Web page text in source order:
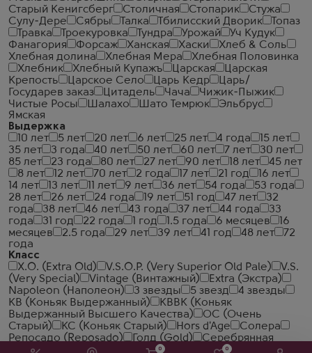
0 0
Старый Кенигсберг
Столичная Стопарик
Стужа
Сулу-Дере
Сябры Талка Тбилисский Дворик
Топаз
Травка
Троекуровка Тундра Урожай
Уч Кудук
Фанагория
Форсаж Ханская Хаски
Хлеб & Соль
Хлебная долина
Хлебная Мера
Хлебная Половинка
Хлебник
Хлебный Купажъ Царская
Царская
Крепость
Царское Село Царь Кедр
Царь/
Государев заказ
Цитадель Чача
Чижик-Пыжик
Чистые Росы
Шалахо Шато Темрюк
Эльбрус
Ямская
Выдержка
10 лет
5 лет 20 лет 6 лет 25 лет 4 года
15 лет
35 лет
3 года 40 лет 50 лет 60 лет 7 лет
30 лет
85 лет
23 года 80 лет 27 лет 90 лет 18 лет
45 лет
8 лет
12 лет 70 лет 2 года 17 лет 21 год
16 лет
14 лет
13 лет 11 лет 9 лет 36 лет 54 года
53 года
28 лет
26 лет 24 года 19 лет 51 год 47 лет
32
года
38 лет 46 лет 43 года 37 лет 44 года
33
года
31 год 22 года 1 год 1.5 года 6 месяцев
16
месяцев
2.5 года 29 лет 39 лет 41 год 48 лет
72
года
Класс
X.O. (Extra Old)
V.S.O.P. (Very Superior Old Pale)
V.S.
(Very Special)
Vintage (Винтажный)
Extra (Экстра)
Napoleon (Наполеон)
3 звезды 5 звезд
4 звезды
КВ (Коньяк Выдержанный)
КВВК (Коньяк
Выдержанный Высшего Качества)
ОС (Очень
Старый)
КС (Коньяк Старый) Hors d'Age
Солера
Репосадо (Reposado)
Голд (Gold)
Серебрянная
(Silver)
Бланко (Blanco) Аньехо (Anejo)